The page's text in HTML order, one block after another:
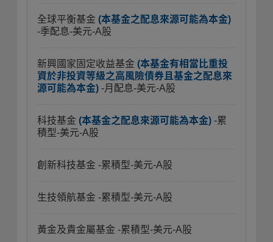
全球平衡基金 (本基金之配息來源可能為本金)
-季配息-美元-A股
新興國家固定收益基金 (本基金有相當比重投
資於非投資等級之高風險債券且基金之配息來
源可能為本金) -月配息-美元-A股
科技基金 (本基金之配息來源可能為本金) -累
積型-美元-A股
創新科技基金 -累積型-美元-A股
生技領航基金 -累積型-美元-A股
黃金及貴金屬基金 -累積型-美元-A股